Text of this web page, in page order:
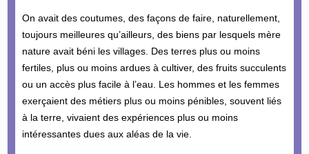
On avait des coutumes, des façons de faire, naturellement,
toujours meilleures qu’ailleurs, des biens par lesquels mère
nature avait béni les villages. Des terres plus ou moins
fertiles, plus ou moins ardues à cultiver, des fruits succulents
ou un accès plus facile à l’eau. Les hommes et les femmes
exerçaient des métiers plus ou moins pénibles, souvent liés
à la terre, vivaient des expériences plus ou moins
intéressantes dues aux aléas de la vie.